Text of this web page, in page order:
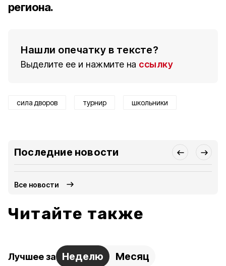
региона.
Нашли опечатку в тексте?
Выделите ее и нажмите на ссылку
сила дворов турнир школьники
Последние новости
Все новости
Читайте также
Лучшее за Неделю Месяц